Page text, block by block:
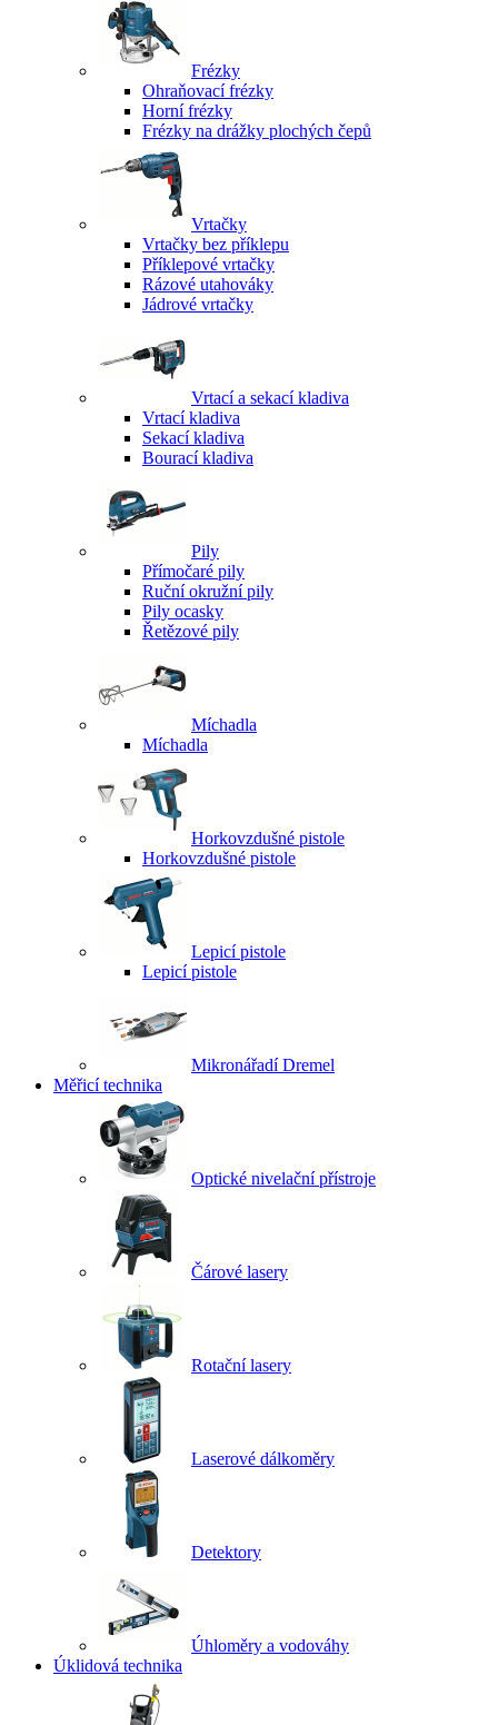
Frézky
Ohraňovací frézky
Horní frézky
Frézky na drážky plochých čepů
Vrtačky
Vrtačky bez příklepu
Příklepové vrtačky
Rázové utahováky
Jádrové vrtačky
Vrtací a sekací kladiva
Vrtací kladiva
Sekací kladiva
Bourací kladiva
Pily
Přímočaré pily
Ruční okružní pily
Pily ocasky
Řetězové pily
Míchadla
Míchadla
Horkovzdušné pistole
Horkovzdušné pistole
Lepicí pistole
Lepicí pistole
Mikronářadí Dremel
Měřicí technika
Optické nivelační přístroje
Čárové lasery
Rotační lasery
Laserové dálkoměry
Detektory
Úhloměry a vodováhy
Úklidová technika